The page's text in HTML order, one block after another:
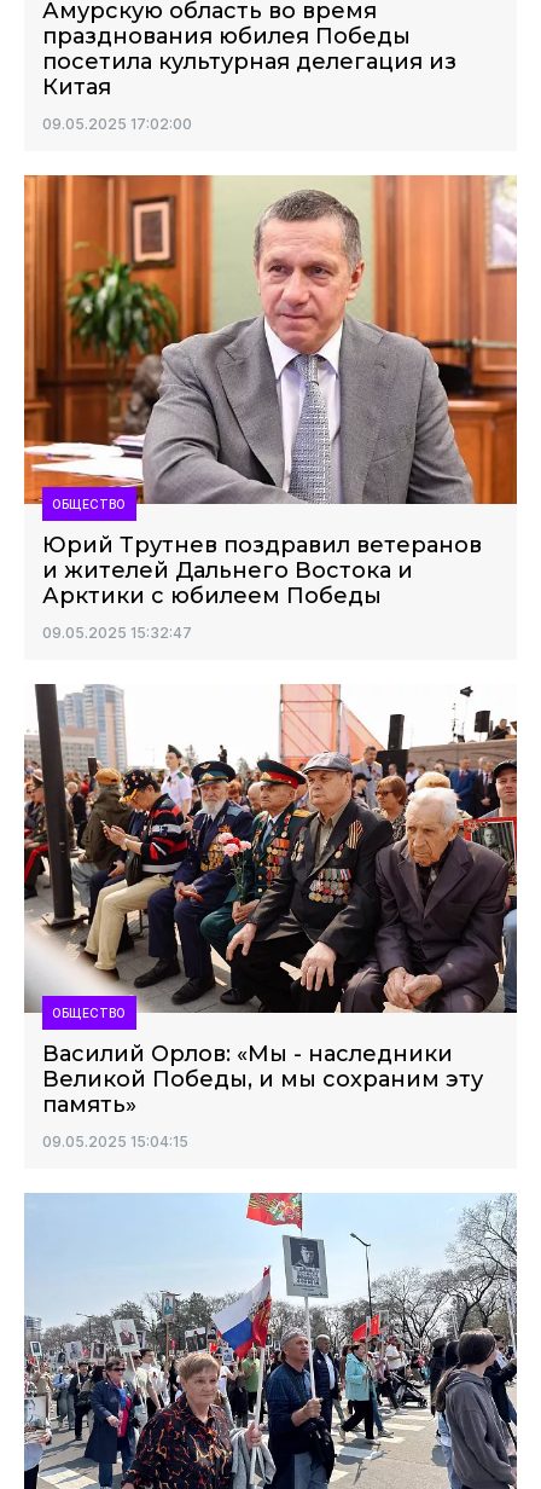
Амурскую область во время
празднования юбилея Победы
посетила культурная делегация из
Китая
09.05.2025 17:02:00
ОБЩЕСТВО
Юрий Трутнев поздравил ветеранов
и жителей Дальнего Востока и
Арктики с юбилеем Победы
09.05.2025 15:32:47
ОБЩЕСТВО
Василий Орлов: «Мы - наследники
Великой Победы, и мы сохраним эту
память»
09.05.2025 15:04:15